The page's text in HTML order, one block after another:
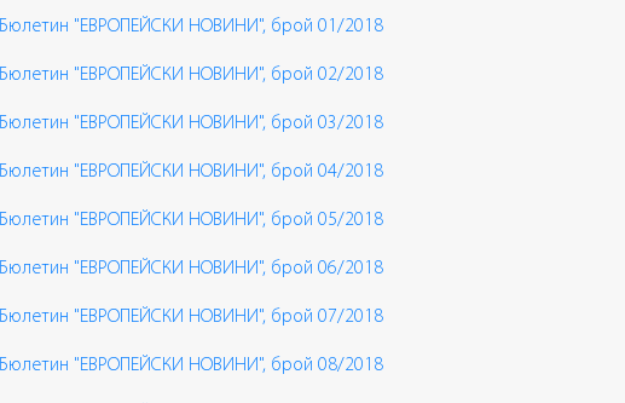
Бюлетин "ЕВРОПЕЙСКИ НОВИНИ", брой 01/2018
Бюлетин "ЕВРОПЕЙСКИ НОВИНИ", брой 02/2018
Бюлетин "ЕВРОПЕЙСКИ НОВИНИ", брой 03/2018
Бюлетин "ЕВРОПЕЙСКИ НОВИНИ", брой 04/2018
Бюлетин "ЕВРОПЕЙСКИ НОВИНИ", брой 05/2018
Бюлетин "ЕВРОПЕЙСКИ НОВИНИ", брой 06/2018
Бюлетин "ЕВРОПЕЙСКИ НОВИНИ", брой 07/2018
Бюлетин "ЕВРОПЕЙСКИ НОВИНИ", брой 08/2018